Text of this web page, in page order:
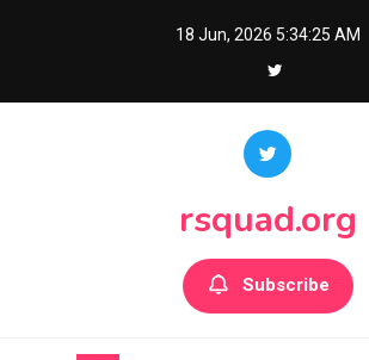
18 Jun, 2026 5:34:26 AM
rsquad.org
Subscribe